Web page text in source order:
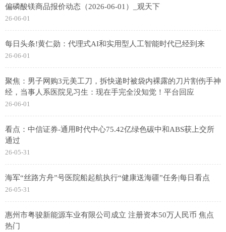
偏磷酸镁商品报价动态（2026-06-01）_观天下
26-06-01
每日头条!黄仁勋：代理式AI和实用型人工智能时代已经到来
26-06-01
聚焦：男子网购3元美工刀，拆快递时被袋内裸露的刀片割伤手神
经，当事人系医院见习生：现在手完全没知觉！平台回应
26-06-01
看点：中信证券-通用时代中心75.42亿绿色碳中和ABS获上交所
通过
26-05-31
海军“丝路方舟”号医院船起航执行“健康送海疆”任务|每日看点
26-05-31
惠州市粤骏新能源车业有限公司成立 注册资本50万人民币 焦点
热门